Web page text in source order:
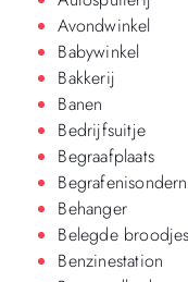
Avondwinkel
Babywinkel
Bakkerij
Banen
Bedrijfsuitje
Begraafplaats
Behanger
Belegde broodjes
Benzinestation